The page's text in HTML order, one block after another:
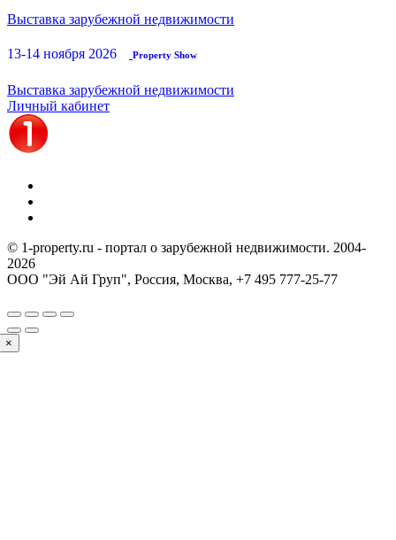
Выставка зарубежной недвижимости
13-14 ноября 2026 Property Show
Выставка зарубежной недвижимости
Личный кабинет
© 1-property.ru - портал о зарубежной недвижимости. 2004-
2026
ООО "Эй Ай Груп", Россия, Москва, +7 495 777-25-77
×